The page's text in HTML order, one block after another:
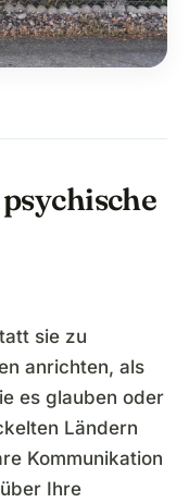
sie zu
anrichten, als
es glauben oder
Ländern
Kommunikation
Ihre